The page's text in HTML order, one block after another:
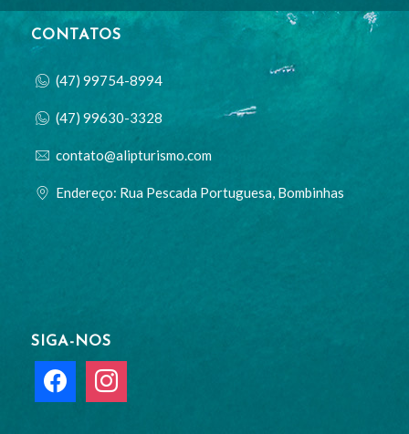
CONTATOS
(47) 99754-8994
(47) 99630-3328
contato@alipturismo.com
Endereço: Rua Pescada Portuguesa, Bombinhas
SIGA-NOS